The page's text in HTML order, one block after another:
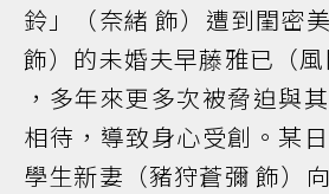
鈴」（奈緒 飾）遭到閨密
飾）的未婚夫早藤雅已（風
，多年來更多次被脅迫與
相待，導致身心受創。某
學生新妻（豬狩蒼彌 飾）